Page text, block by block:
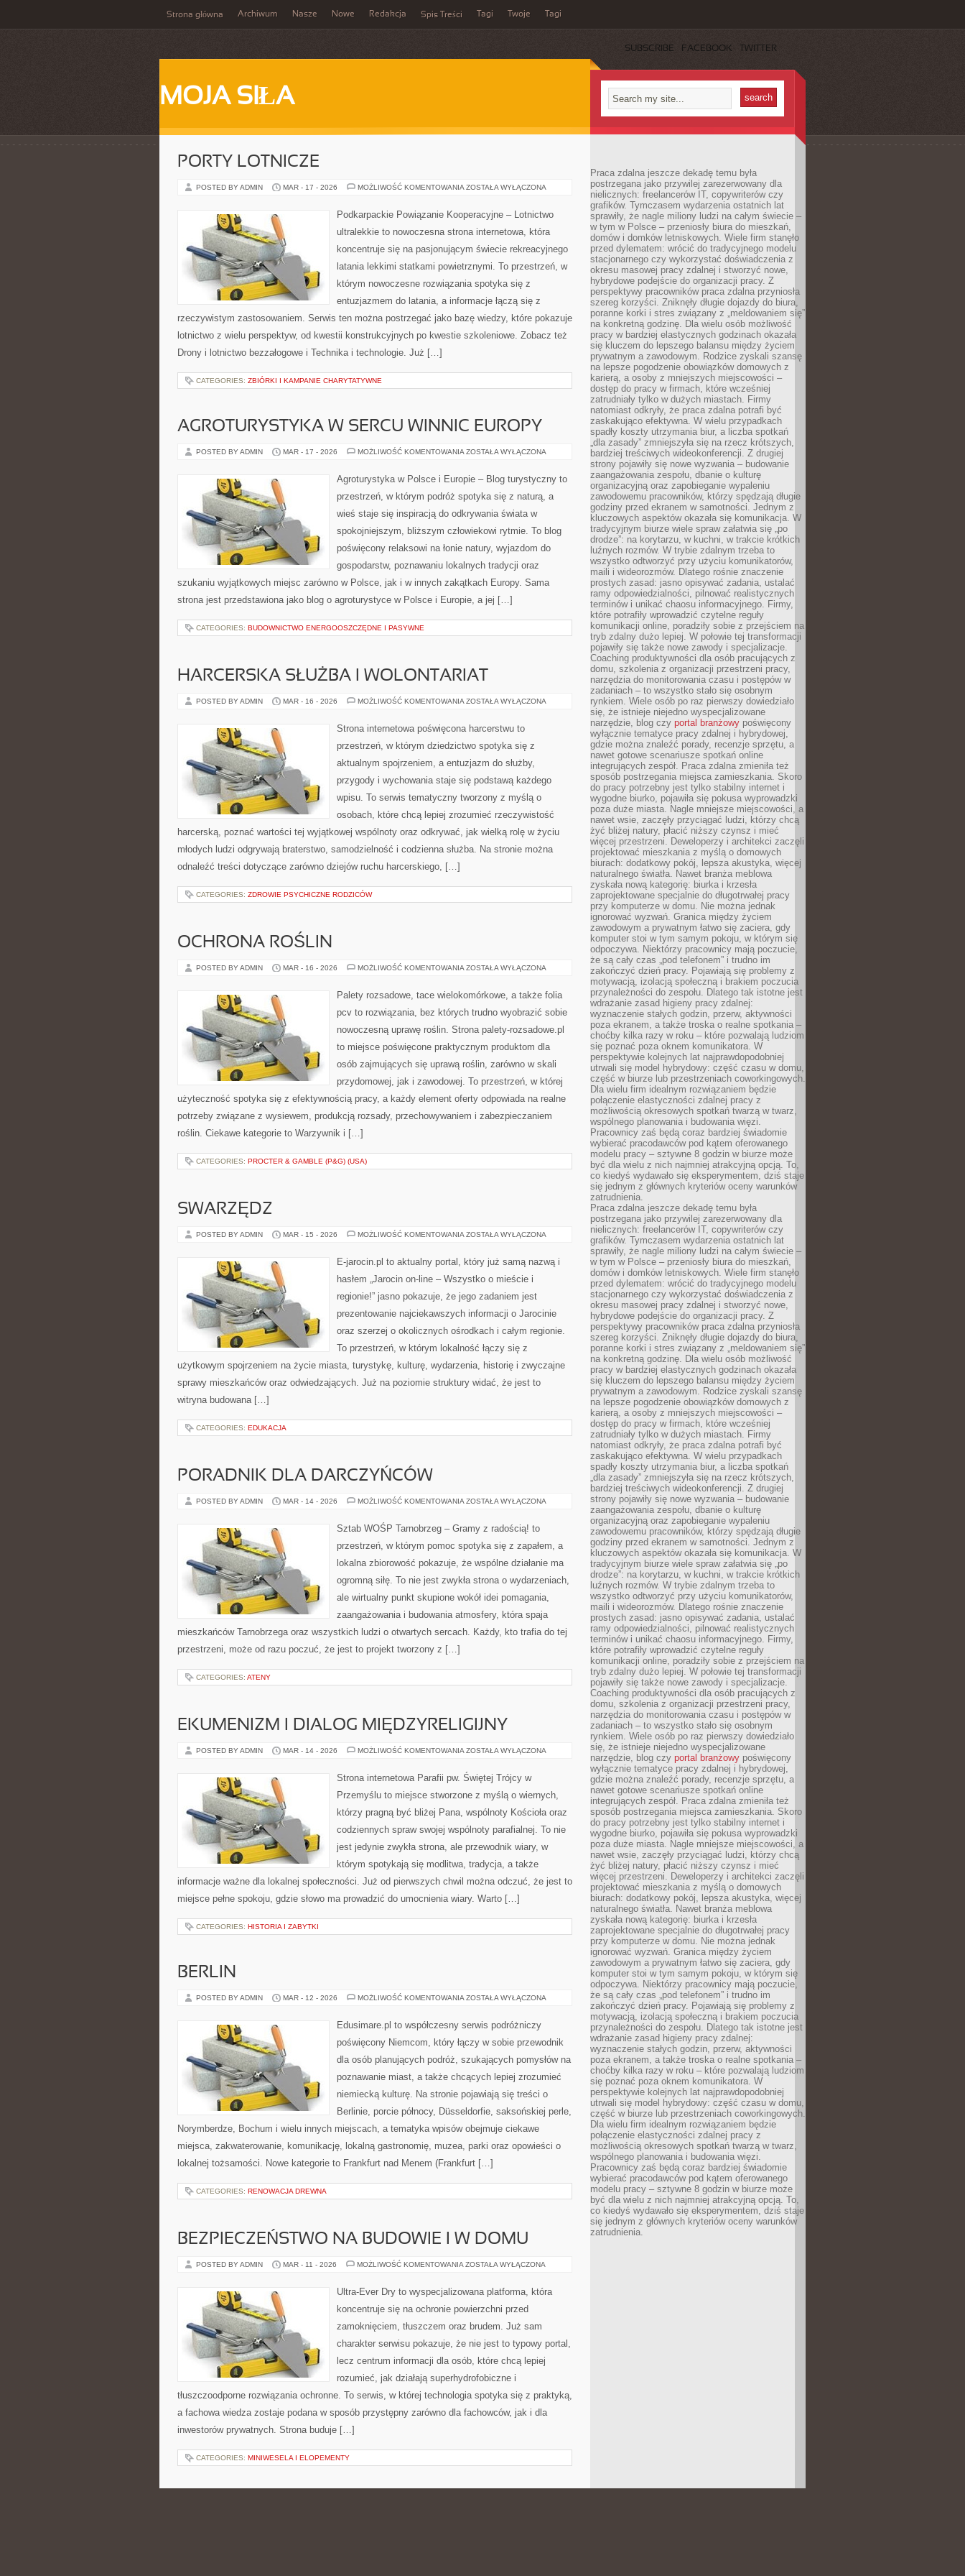
Strona główna Archiwum Nasze Nowe Redakcja Spis Treści Tagi Twoje Tagi
SUBSCRIBE FACEBOOK TWITTER
MOJA SIŁA
PORTY LOTNICZE
POSTED BY ADMIN MAR - 17 - 2026 MOŻLIWOŚĆ KOMENTOWANIA PORTY
ZOSTAŁA WYŁĄCZONA
Podkarpackie Powiązanie Kooperacyjne – Lotnictwo
ultralekkie to nowoczesna strona internetowa, która
koncentruje się na pasjonującym świecie rekreacyjnego
latania lekkimi statkami powietrznymi. To przestrzeń, w
którym nowoczesne rozwiązania spotyka się z
entuzjazmem do latania, a informacje łączą się z
rzeczywistym zastosowaniem. Serwis ten można postrzegać jako bazę wiedzy, które pokazuje
lotnictwo z wielu perspektyw, od kwestii konstrukcyjnych po kwestie szkoleniowe. Zobacz też
Drony i lotnictwo bezzałogowe i Technika i technologie. Już […]
CATEGORIES: ZBIÓRKI I KAMPANIE CHARYTATYWNE
AGROTURYSTYKA W SERCU WINNIC EUROPY
POSTED BY ADMIN MAR - 17 - 2026 MOŻLIWOŚĆ KOMENTOWANIA AGROTURYSTYKA
WINNIC
EUROPY
ZOSTAŁA WYŁĄCZONA
Agroturystyka w Polsce i Europie – Blog turystyczny to
przestrzeń, w którym podróż spotyka się z naturą, a
wieś staje się inspiracją do odkrywania świata w
spokojniejszym, bliższym człowiekowi rytmie. To blog
poświęcony relaksowi na łonie natury, wyjazdom do
gospodarstw, poznawaniu lokalnych tradycji oraz
szukaniu wyjątkowych miejsc zarówno w Polsce, jak i w innych zakątkach Europy. Sama
strona jest przedstawiona jako blog o agroturystyce w Polsce i Europie, a jej […]
CATEGORIES: BUDOWNICTWO ENERGOOSZCZĘDNE I PASYWNE
HARCERSKA SŁUŻBA I WOLONTARIAT
POSTED BY ADMIN MAR - 16 - 2026 MOŻLIWOŚĆ KOMENTOWANIA HARCERSKA
WOLONTARIAT
ZOSTAŁA WYŁĄCZONA
Strona internetowa poświęcona harcerstwu to
przestrzeń, w którym dziedzictwo spotyka się z
aktualnym spojrzeniem, a entuzjazm do służby,
przygody i wychowania staje się podstawą każdego
wpisu. To serwis tematyczny tworzony z myślą o
osobach, które chcą lepiej zrozumieć rzeczywistość
harcerską, poznać wartości tej wyjątkowej wspólnoty oraz odkrywać, jak wielką rolę w życiu
młodych ludzi odgrywają braterstwo, samodzielność i codzienna służba. Na stronie można
odnaleźć treści dotyczące zarówno dziejów ruchu harcerskiego, […]
CATEGORIES: ZDROWIE PSYCHICZNE RODZICÓW
OCHRONA ROŚLIN
POSTED BY ADMIN MAR - 16 - 2026 MOŻLIWOŚĆ KOMENTOWANIA OCHRONA
ZOSTAŁA WYŁĄCZONA
Palety rozsadowe, tace wielokomórkowe, a także folia
pcv to rozwiązania, bez których trudno wyobrazić sobie
nowoczesną uprawę roślin. Strona palety-rozsadowe.pl
to miejsce poświęcone praktycznym produktom dla
osób zajmujących się uprawą roślin, zarówno w skali
przydomowej, jak i zawodowej. To przestrzeń, w której
użyteczność spotyka się z efektywnością pracy, a każdy element oferty odpowiada na realne
potrzeby związane z wysiewem, produkcją rozsady, przechowywaniem i zabezpieczaniem
roślin. Ciekawe kategorie to Warzywnik i […]
CATEGORIES: PROCTER & GAMBLE (P&G) (USA)
SWARZĘDZ
POSTED BY ADMIN MAR - 15 - 2026 MOŻLIWOŚĆ KOMENTOWANIA SWARZĘDZ
ZOSTAŁA WYŁĄCZONA
E-jarocin.pl to aktualny portal, który już samą nazwą i
hasłem „Jarocin on-line – Wszystko o mieście i
regionie!” jasno pokazuje, że jego zadaniem jest
prezentowanie najciekawszych informacji o Jarocinie
oraz szerzej o okolicznych ośrodkach i całym regionie.
To przestrzeń, w którym lokalność łączy się z
użytkowym spojrzeniem na życie miasta, turystykę, kulturę, wydarzenia, historię i zwyczajne
sprawy mieszkańców oraz odwiedzających. Już na poziomie struktury widać, że jest to
witryna budowana […]
CATEGORIES: EDUKACJA
PORADNIK DLA DARCZYŃCÓW
POSTED BY ADMIN MAR - 14 - 2026 MOŻLIWOŚĆ KOMENTOWANIA PORADNIK
ZOSTAŁA WYŁĄCZONA
Sztab WOŚP Tarnobrzeg – Gramy z radością! to
przestrzeń, w którym pomoc spotyka się z zapałem, a
lokalna zbiorowość pokazuje, że wspólne działanie ma
ogromną siłę. To nie jest zwykła strona o wydarzeniach,
ale wirtualny punkt skupione wokół idei pomagania,
zaangażowania i budowania atmosfery, która spaja
mieszkańców Tarnobrzega oraz wszystkich ludzi o otwartych sercach. Każdy, kto trafia do tej
przestrzeni, może od razu poczuć, że jest to projekt tworzony z […]
CATEGORIES: ATENY
EKUMENIZM I DIALOG MIĘDZYRELIGIJNY
POSTED BY ADMIN MAR - 14 - 2026 MOŻLIWOŚĆ KOMENTOWANIA EKUMENIZM
MIĘDZYRELIGIJNY
ZOSTAŁA WYŁĄCZONA
Strona internetowa Parafii pw. Świętej Trójcy w
Przemyślu to miejsce stworzone z myślą o wiernych,
którzy pragną być bliżej Pana, wspólnoty Kościoła oraz
codziennych spraw swojej wspólnoty parafialnej. To nie
jest jedynie zwykła strona, ale przewodnik wiary, w
którym spotykają się modlitwa, tradycja, a także
informacje ważne dla lokalnej społeczności. Już od pierwszych chwil można odczuć, że jest to
miejsce pełne spokoju, gdzie słowo ma prowadzić do umocnienia wiary. Warto […]
CATEGORIES: HISTORIA I ZABYTKI
BERLIN
POSTED BY ADMIN MAR - 12 - 2026 MOŻLIWOŚĆ KOMENTOWANIA BERLIN
ZOSTAŁA WYŁĄCZONA
Edusimare.pl to współczesny serwis podróżniczy
poświęcony Niemcom, który łączy w sobie przewodnik
dla osób planujących podróż, szukających pomysłów na
poznawanie miast, a także chcących lepiej zrozumieć
niemiecką kulturę. Na stronie pojawiają się treści o
Berlinie, porcie północy, Düsseldorfie, saksońskiej perle,
Norymberdze, Bochum i wielu innych miejscach, a tematyka wpisów obejmuje ciekawe
miejsca, zakwaterowanie, komunikację, lokalną gastronomię, muzea, parki oraz opowieści o
lokalnej tożsamości. Nowe kategorie to Frankfurt nad Menem (Frankfurt […]
CATEGORIES: RENOWACJA DREWNA
BEZPIECZEŃSTWO NA BUDOWIE I W DOMU
POSTED BY ADMIN MAR - 11 - 2026 MOŻLIWOŚĆ KOMENTOWANIA BEZPIECZEŃSTWO
W
ZOSTAŁA WYŁĄCZONA
Ultra-Ever Dry to wyspecjalizowana platforma, która
koncentruje się na ochronie powierzchni przed
zamoknięciem, tłuszczem oraz brudem. Już sam
charakter serwisu pokazuje, że nie jest to typowy portal,
lecz centrum informacji dla osób, które chcą lepiej
rozumieć, jak działają superhydrofobiczne i
tłuszczoodporne rozwiązania ochronne. To serwis, w której technologia spotyka się z praktyką,
a fachowa wiedza zostaje podana w sposób przystępny zarówno dla fachowców, jak i dla
inwestorów prywatnych. Strona buduje […]
CATEGORIES: MINIWESELA I ELOPEMENTY
Praca zdalna jeszcze dekadę temu była
postrzegana jako przywilej zarezerwowany dla
nielicznych: freelancerów IT, copywriterów czy
grafików. Tymczasem wydarzenia ostatnich lat
sprawiły, że nagle miliony ludzi na całym świecie –
w tym w Polsce – przeniosły biura do mieszkań,
domów i domków letniskowych. Wiele firm stanęło
przed dylematem: wrócić do tradycyjnego modelu
stacjonarnego czy wykorzystać doświadczenia z
okresu masowej pracy zdalnej i stworzyć nowe,
hybrydowe podejście do organizacji pracy. Z
perspektywy pracowników praca zdalna przyniosła
szereg korzyści. Zniknęły długie dojazdy do biura,
poranne korki i stres związany z „meldowaniem się”
na konkretną godzinę. Dla wielu osób możliwość
pracy w bardziej elastycznych godzinach okazała
się kluczem do lepszego balansu między życiem
prywatnym a zawodowym. Rodzice zyskali szansę
na lepsze pogodzenie obowiązków domowych z
karierą, a osoby z mniejszych miejscowości –
dostęp do pracy w firmach, które wcześniej
zatrudniały tylko w dużych miastach. Firmy
natomiast odkryły, że praca zdalna potrafi być
zaskakująco efektywna. W wielu przypadkach
spadły koszty utrzymania biur, a liczba spotkań
„dla zasady” zmniejszyła się na rzecz krótszych,
bardziej treściwych wideokonferencji. Z drugiej
strony pojawiły się nowe wyzwania – budowanie
zaangażowania zespołu, dbanie o kulturę
organizacyjną oraz zapobieganie wypaleniu
zawodowemu pracowników, którzy spędzają długie
godziny przed ekranem w samotności. Jednym z
kluczowych aspektów okazała się komunikacja. W
tradycyjnym biurze wiele spraw załatwia się „po
drodze”: na korytarzu, w kuchni, w trakcie krótkich
luźnych rozmów. W trybie zdalnym trzeba to
wszystko odtworzyć przy użyciu komunikatorów,
maili i wideorozmów. Dlatego rośnie znaczenie
prostych zasad: jasno opisywać zadania, ustalać
ramy odpowiedzialności, pilnować realistycznych
terminów i unikać chaosu informacyjnego. Firmy,
które potrafiły wprowadzić czytelne reguły
komunikacji online, poradziły sobie z przejściem na
tryb zdalny dużo lepiej. W połowie tej transformacji
pojawiły się także nowe zawody i specjalizacje.
Coaching produktywności dla osób pracujących z
domu, szkolenia z organizacji przestrzeni pracy,
narzędzia do monitorowania czasu i postępów w
zadaniach – to wszystko stało się osobnym
rynkiem. Wiele osób po raz pierwszy dowiedziało
się, że istnieje niejedno wyspecjalizowane
narzędzie, blog czy portal branżowy poświęcony
wyłącznie tematyce pracy zdalnej i hybrydowej,
gdzie można znaleźć porady, recenzje sprzętu, a
nawet gotowe scenariusze spotkań online
integrujących zespół. Praca zdalna zmieniła też
sposób postrzegania miejsca zamieszkania. Skoro
do pracy potrzebny jest tylko stabilny internet i
wygodne biurko, pojawiła się pokusa wyprowadzki
poza duże miasta. Nagle mniejsze miejscowości, a
nawet wsie, zaczęły przyciągać ludzi, którzy chcą
żyć bliżej natury, płacić niższy czynsz i mieć
więcej przestrzeni. Deweloperzy i architekci zaczęli
projektować mieszkania z myślą o domowych
biurach: dodatkowy pokój, lepsza akustyka, więcej
naturalnego światła. Nawet branża meblowa
zyskała nową kategorię: biurka i krzesła
zaprojektowane specjalnie do długotrwałej pracy
przy komputerze w domu. Nie można jednak
ignorować wyzwań. Granica między życiem
zawodowym a prywatnym łatwo się zaciera, gdy
komputer stoi w tym samym pokoju, w którym się
odpoczywa. Niektórzy pracownicy mają poczucie,
że są cały czas „pod telefonem” i trudno im
zakończyć dzień pracy. Pojawiają się problemy z
motywacją, izolacją społeczną i brakiem poczucia
przynależności do zespołu. Dlatego tak istotne jest
wdrażanie zasad higieny pracy zdalnej:
wyznaczenie stałych godzin, przerw, aktywności
poza ekranem, a także troska o realne spotkania –
choćby kilka razy w roku – które pozwalają ludziom
się poznać poza oknem komunikatora. W
perspektywie kolejnych lat najprawdopodobniej
utrwali się model hybrydowy: część czasu w domu,
część w biurze lub przestrzeniach coworkingowych.
Dla wielu firm idealnym rozwiązaniem będzie
połączenie elastyczności zdalnej pracy z
możliwością okresowych spotkań twarzą w twarz,
wspólnego planowania i budowania więzi.
Pracownicy zaś będą coraz bardziej świadomie
wybierać pracodawców pod kątem oferowanego
modelu pracy – sztywne 8 godzin w biurze może
być dla wielu z nich najmniej atrakcyjną opcją. To,
co kiedyś wydawało się eksperymentem, dziś staje
się jednym z głównych kryteriów oceny warunków
zatrudnienia.
Praca zdalna jeszcze dekadę temu była
postrzegana jako przywilej zarezerwowany dla
nielicznych: freelancerów IT, copywriterów czy
grafików. Tymczasem wydarzenia ostatnich lat
sprawiły, że nagle miliony ludzi na całym świecie –
w tym w Polsce – przeniosły biura do mieszkań,
domów i domków letniskowych. Wiele firm stanęło
przed dylematem: wrócić do tradycyjnego modelu
stacjonarnego czy wykorzystać doświadczenia z
okresu masowej pracy zdalnej i stworzyć nowe,
hybrydowe podejście do organizacji pracy. Z
perspektywy pracowników praca zdalna przyniosła
szereg korzyści. Zniknęły długie dojazdy do biura,
poranne korki i stres związany z „meldowaniem się”
na konkretną godzinę. Dla wielu osób możliwość
pracy w bardziej elastycznych godzinach okazała
się kluczem do lepszego balansu między życiem
prywatnym a zawodowym. Rodzice zyskali szansę
na lepsze pogodzenie obowiązków domowych z
karierą, a osoby z mniejszych miejscowości –
dostęp do pracy w firmach, które wcześniej
zatrudniały tylko w dużych miastach. Firmy
natomiast odkryły, że praca zdalna potrafi być
zaskakująco efektywna. W wielu przypadkach
spadły koszty utrzymania biur, a liczba spotkań
„dla zasady” zmniejszyła się na rzecz krótszych,
bardziej treściwych wideokonferencji. Z drugiej
strony pojawiły się nowe wyzwania – budowanie
zaangażowania zespołu, dbanie o kulturę
organizacyjną oraz zapobieganie wypaleniu
zawodowemu pracowników, którzy spędzają długie
godziny przed ekranem w samotności. Jednym z
kluczowych aspektów okazała się komunikacja. W
tradycyjnym biurze wiele spraw załatwia się „po
drodze”: na korytarzu, w kuchni, w trakcie krótkich
luźnych rozmów. W trybie zdalnym trzeba to
wszystko odtworzyć przy użyciu komunikatorów,
maili i wideorozmów. Dlatego rośnie znaczenie
prostych zasad: jasno opisywać zadania, ustalać
ramy odpowiedzialności, pilnować realistycznych
terminów i unikać chaosu informacyjnego. Firmy,
które potrafiły wprowadzić czytelne reguły
komunikacji online, poradziły sobie z przejściem na
tryb zdalny dużo lepiej. W połowie tej transformacji
pojawiły się także nowe zawody i specjalizacje.
Coaching produktywności dla osób pracujących z
domu, szkolenia z organizacji przestrzeni pracy,
narzędzia do monitorowania czasu i postępów w
zadaniach – to wszystko stało się osobnym
rynkiem. Wiele osób po raz pierwszy dowiedziało
się, że istnieje niejedno wyspecjalizowane
narzędzie, blog czy portal branżowy poświęcony
wyłącznie tematyce pracy zdalnej i hybrydowej,
gdzie można znaleźć porady, recenzje sprzętu, a
nawet gotowe scenariusze spotkań online
integrujących zespół. Praca zdalna zmieniła też
sposób postrzegania miejsca zamieszkania. Skoro
do pracy potrzebny jest tylko stabilny internet i
wygodne biurko, pojawiła się pokusa wyprowadzki
poza duże miasta. Nagle mniejsze miejscowości, a
nawet wsie, zaczęły przyciągać ludzi, którzy chcą
żyć bliżej natury, płacić niższy czynsz i mieć
więcej przestrzeni. Deweloperzy i architekci zaczęli
projektować mieszkania z myślą o domowych
biurach: dodatkowy pokój, lepsza akustyka, więcej
naturalnego światła. Nawet branża meblowa
zyskała nową kategorię: biurka i krzesła
zaprojektowane specjalnie do długotrwałej pracy
przy komputerze w domu. Nie można jednak
ignorować wyzwań. Granica między życiem
zawodowym a prywatnym łatwo się zaciera, gdy
komputer stoi w tym samym pokoju, w którym się
odpoczywa. Niektórzy pracownicy mają poczucie,
że są cały czas „pod telefonem” i trudno im
zakończyć dzień pracy. Pojawiają się problemy z
motywacją, izolacją społeczną i brakiem poczucia
przynależności do zespołu. Dlatego tak istotne jest
wdrażanie zasad higieny pracy zdalnej:
wyznaczenie stałych godzin, przerw, aktywności
poza ekranem, a także troska o realne spotkania –
choćby kilka razy w roku – które pozwalają ludziom
się poznać poza oknem komunikatora. W
perspektywie kolejnych lat najprawdopodobniej
utrwali się model hybrydowy: część czasu w domu,
część w biurze lub przestrzeniach coworkingowych.
Dla wielu firm idealnym rozwiązaniem będzie
połączenie elastyczności zdalnej pracy z
możliwością okresowych spotkań twarzą w twarz,
wspólnego planowania i budowania więzi.
Pracownicy zaś będą coraz bardziej świadomie
wybierać pracodawców pod kątem oferowanego
modelu pracy – sztywne 8 godzin w biurze może
być dla wielu z nich najmniej atrakcyjną opcją. To,
co kiedyś wydawało się eksperymentem, dziś staje
się jednym z głównych kryteriów oceny warunków
zatrudnienia.